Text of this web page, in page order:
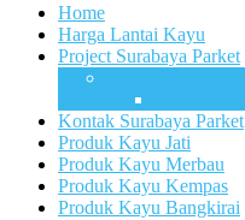
Home
Harga Lantai Kayu
Project Surabaya Parket
Kontak Surabaya Parket
Produk Kayu Jati
Produk Kayu Merbau
Produk Kayu Kempas
Produk Kayu Bangkirai